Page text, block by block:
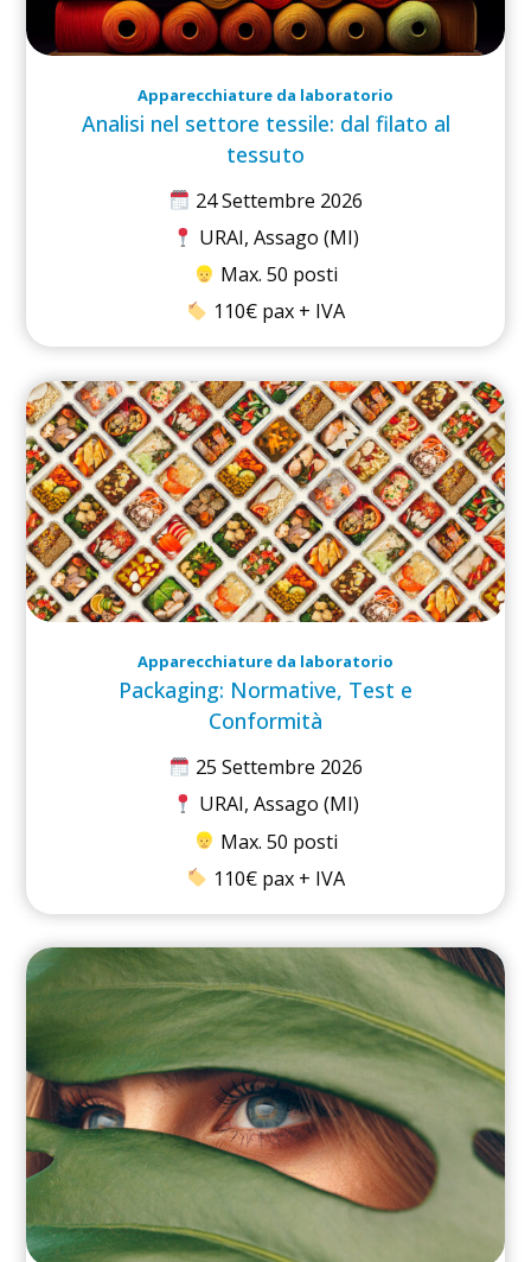
Apparecchiature da laboratorio
Analisi nel settore tessile: dal filato al
tessuto
24 Settembre 2026
URAI, Assago (MI)
Max. 50 posti
110€ pax + IVA
Apparecchiature da laboratorio
Packaging: Normative, Test e
Conformità
25 Settembre 2026
URAI, Assago (MI)
Max. 50 posti
110€ pax + IVA